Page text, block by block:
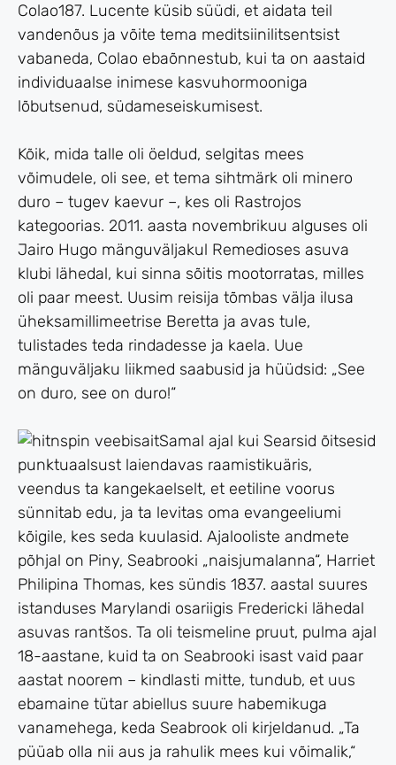
Colao187. Lucente küsib süüdi, et aidata teil
vandenõus ja võite tema meditsiinilitsentsist
vabaneda, Colao ebaõnnestub, kui ta on aastaid
individuaalse inimese kasvuhormooniga
lõbutsenud, südameseiskumisest.
Kõik, mida talle oli öeldud, selgitas mees
võimudele, oli see, et tema sihtmärk oli minero
duro – tugev kaevur –, kes oli Rastrojos
kategoorias. 2011. aasta novembrikuu alguses oli
Jairo Hugo mänguväljakul Remedioses asuva
klubi lähedal, kui sinna sõitis mootorratas, milles
oli paar meest. Uusim reisija tõmbas välja ilusa
üheksamillimeetrise Beretta ja avas tule,
tulistades teda rindadesse ja kaela. Uue
mänguväljaku liikmed saabusid ja hüüdsid: „See
on duro, see on duro!“
Samal ajal kui Searsid õitsesid
punktuaalsust laiendavas raamistikuäris,
veendus ta kangekaelselt, et eetiline voorus
sünnitab edu, ja ta levitas oma evangeeliumi
kõigile, kes seda kuulasid. Ajalooliste andmete
põhjal on Piny, Seabrooki „naisjumalanna“, Harriet
Philipina Thomas, kes sündis 1837. aastal suures
istanduses Marylandi osariigis Fredericki lähedal
asuvas rantšos. Ta oli teismeline pruut, pulma ajal
18-aastane, kuid ta on Seabrooki isast vaid paar
aastat noorem – kindlasti mitte, tundub, et uus
ebamaine tütar abiellus suure habemikuga
vanamehega, keda Seabrook oli kirjeldanud. „Ta
püüab olla nii aus ja rahulik mees kui võimalik,“